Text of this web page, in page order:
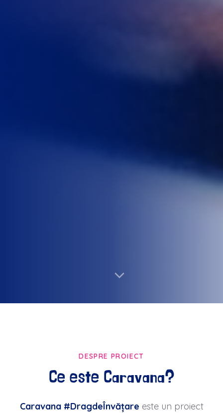
DESPRE PROIECT
Ce este Caravana?
Caravana #DragdeÎnvățare este un proiect